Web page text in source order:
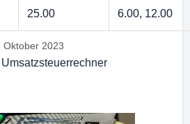
25.00 6.00, 12.00
Oktober 2023